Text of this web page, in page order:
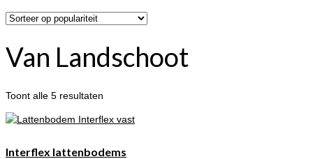
Van Landschoot
Toont alle 5 resultaten
Interflex lattenbodems